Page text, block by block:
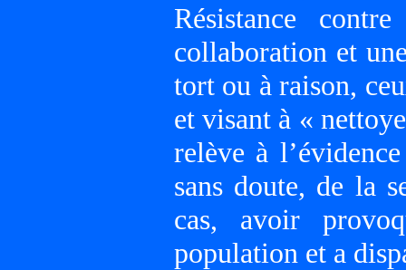
Résistance
collaboration et
tort ou à raison,
et visant à «
relève à
sans doute, de la
cas, avoir
population et a